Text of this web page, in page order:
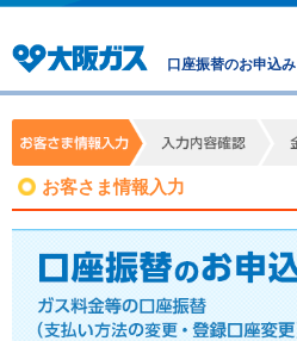
口座振替のお申込み
お客さま情報入力